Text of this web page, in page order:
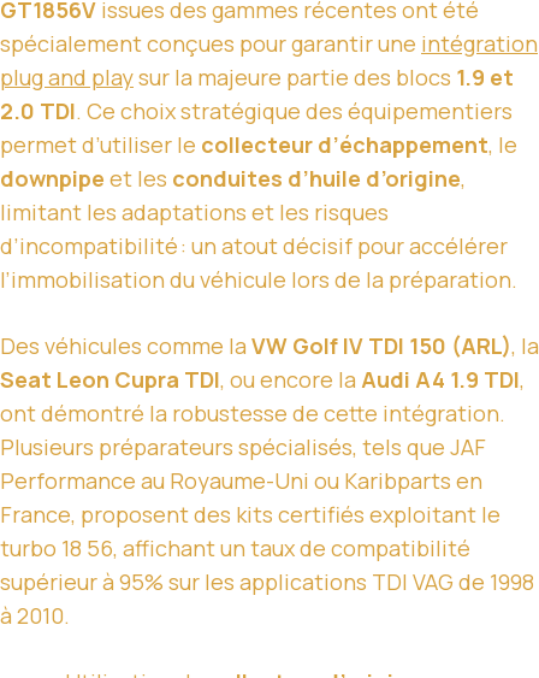
GT1856V issues des gammes récentes ont été
spécialement conçues pour garantir une intégration
plug and playsur la majeure partie des blocs 1.9 et
2.0 TDI. Ce choix stratégique des équipementiers
permet d’utiliser le collecteur d’échappement, le
downpipe et les conduites d’huile d’origine,
limitant les adaptations et les risques
d’incompatibilité : un atout décisif pour accélérer
l’immobilisation du véhicule lors de la préparation.
Des véhicules comme la VW Golf IV TDI 150 (ARL), la
Seat Leon Cupra TDI, ou encore la Audi A4 1.9 TDI,
ont démontré la robustesse de cette intégration.
Plusieurs préparateurs spécialisés, tels que JAF
Performance au Royaume-Uni ou Karibparts en
France, proposent des kits certifiés exploitant le
turbo 18 56, affichant un taux de compatibilité
supérieur à 95% sur les applications TDI VAG de 1998
à 2010.